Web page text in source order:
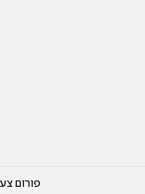
פורום